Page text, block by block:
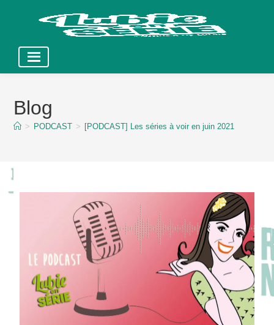
contentBlog
> PODCAST > [PODCAST] Les séries à voir en juin 2021